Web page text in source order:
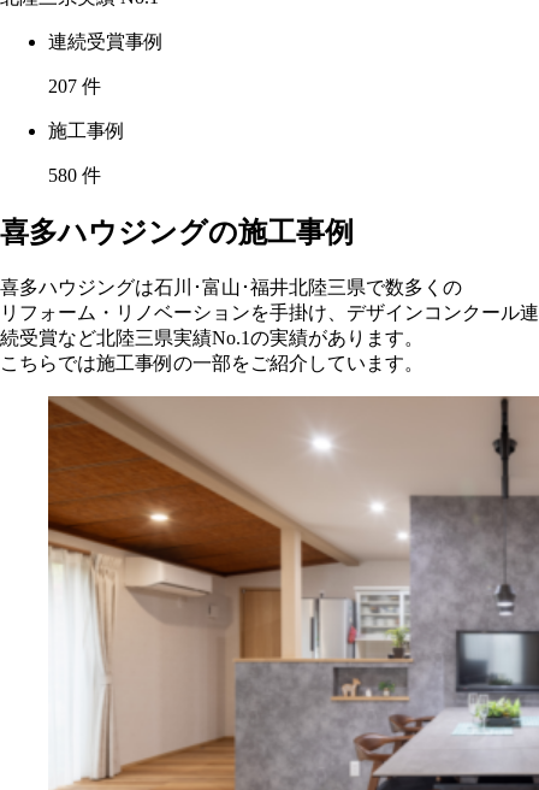
連続受賞事例
207 件
施工事例
580 件
喜多ハウジングの施工事例
喜多ハウジングは石川･富山･福井北陸三県で数多くの
リフォーム・リノベーションを手掛け、デザインコンクール連
続受賞など北陸三県実績No.1の実績があります。
こちらでは施工事例の一部をご紹介しています。